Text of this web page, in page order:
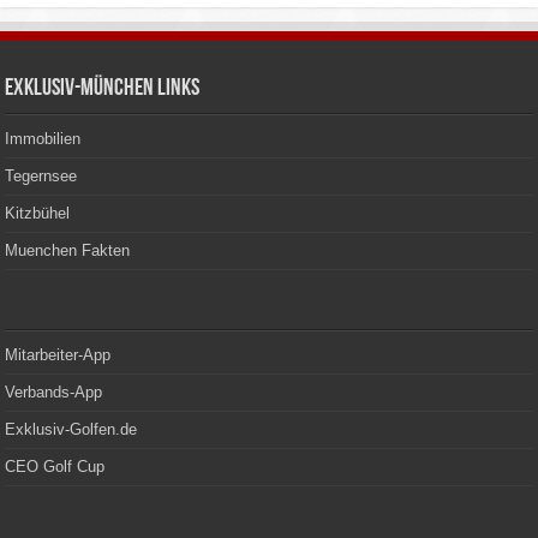
Exklusiv-München Links
Immobilien
Tegernsee
Kitzbühel
Muenchen Fakten
Mitarbeiter-App
Verbands-App
Exklusiv-Golfen.de
CEO Golf Cup